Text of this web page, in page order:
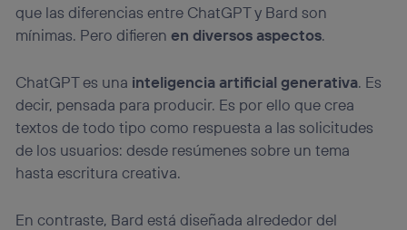
que las diferencias entre ChatGPT y Bard son
mínimas. Pero difierenen diversos aspectos.
ChatGPT es una inteligencia artificial generativa. Es
decir, pensada para producir. Es por ello que crea
textos de todo tipo como respuesta a las solicitudes
de los usuarios: desde resúmenes sobre un tema
hasta escritura creativa.
En contraste, Bard está diseñada alrededor del